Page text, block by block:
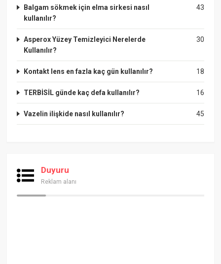
43
Balgam sökmek için elma sirkesi nasıl
kullanılır?
30
Asperox Yüzey Temizleyici Nerelerde
Kullanılır?
18
Kontakt lens en fazla kaç gün kullanılır?
16
TERBİSİL günde kaç defa kullanılır?
45
Vazelin ilişkide nasıl kullanılır?
Duyuru
Reklam alanı